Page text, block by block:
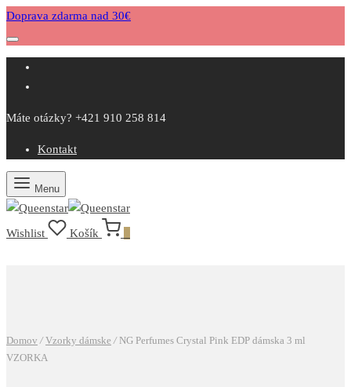
Doprava zdarma nad 30€
Máte otázky? +421 910 258 814
Kontakt
Menu
Wishlist Košík
Domov / Vzorky dámske /NG Perfumes Crystal Pink EDP dámska 3 ml
VZORKA